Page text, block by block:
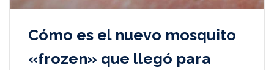
Cómo es el nuevo mosquito
«frozen» que llegó para